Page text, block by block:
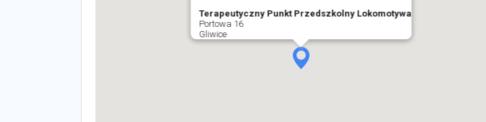
Terapeutyczny Punkt Przedszkolny Lokomotywa
Portowa 16
Gliwice